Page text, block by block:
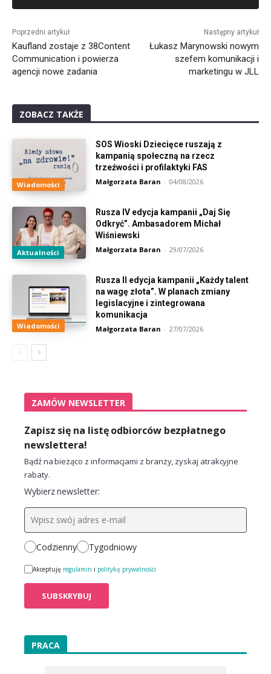
Poprzedni artykuł
Kaufland zostaje z 38Content
Communication i powierza
agencji nowe zadania
Następny artykuł
Łukasz Marynowski nowym
szefem komunikacji i
marketingu w JLL
ZOBACZ TAKŻE
Wiadomości
SOS Wioski Dziecięce ruszają z
kampanią społeczną na rzecz
trzeźwości i profilaktyki FAS
Małgorzata Baran - 04/08/2026
Aktualności
Rusza IV edycja kampanii „Daj Się
Odkryć”. Ambasadorem Michał
Wiśniewski
Małgorzata Baran - 29/07/2026
Wiadomości
Rusza II edycja kampanii „Każdy talent
na wagę złota”. W planach zmiany
legislacyjne i zintegrowana
komunikacja
Małgorzata Baran - 27/07/2026
ZAMÓW NEWSLETTER
Zapisz się na listę odbiorców bezpłatnego
newslettera!
Bądź na bieżąco z informacjami z branży, zyskaj atrakcyjne
rabaty.
Wybierz newsletter:
Codzienny Tygodniowy
Akceptuję regulamin i politykę prywatności
PRACA